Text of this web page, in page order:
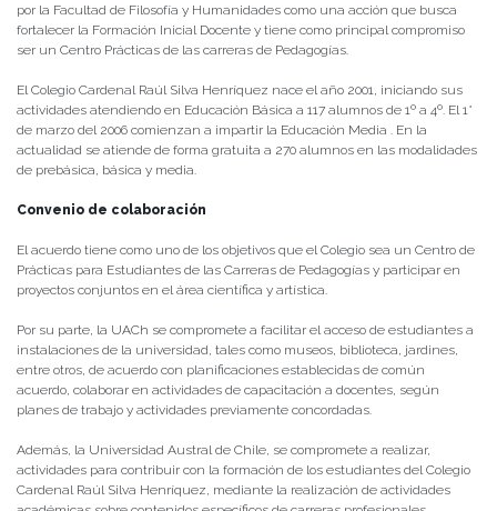
por la Facultad de Filosofía y Humanidades como una acción que busca
fortalecer la Formación Inicial Docente y tiene como principal compromiso
ser un Centro Prácticas de las carreras de Pedagogías.
El Colegio Cardenal Raúl Silva Henríquez nace el año 2001, iniciando sus
actividades atendiendo en Educación Básica a 117 alumnos de 1º a 4º. El 1°
de marzo del 2006 comienzan a impartir la Educación Media . En la
actualidad se atiende de forma gratuita a 270 alumnos en las modalidades
de prebásica, básica y media.
Convenio de colaboración
El acuerdo tiene como uno de los objetivos que el Colegio sea un Centro de
Prácticas para Estudiantes de las Carreras de Pedagogías y participar en
proyectos conjuntos en el área científica y artística.
Por su parte, la UACh se compromete a facilitar el acceso de estudiantes a
instalaciones de la universidad, tales como museos, biblioteca, jardines,
entre otros, de acuerdo con planificaciones establecidas de común
acuerdo, colaborar en actividades de capacitación a docentes, según
planes de trabajo y actividades previamente concordadas.
Además, la Universidad Austral de Chile, se compromete a realizar,
actividades para contribuir con la formación de los estudiantes del Colegio
Cardenal Raúl Silva Henríquez, mediante la realización de actividades